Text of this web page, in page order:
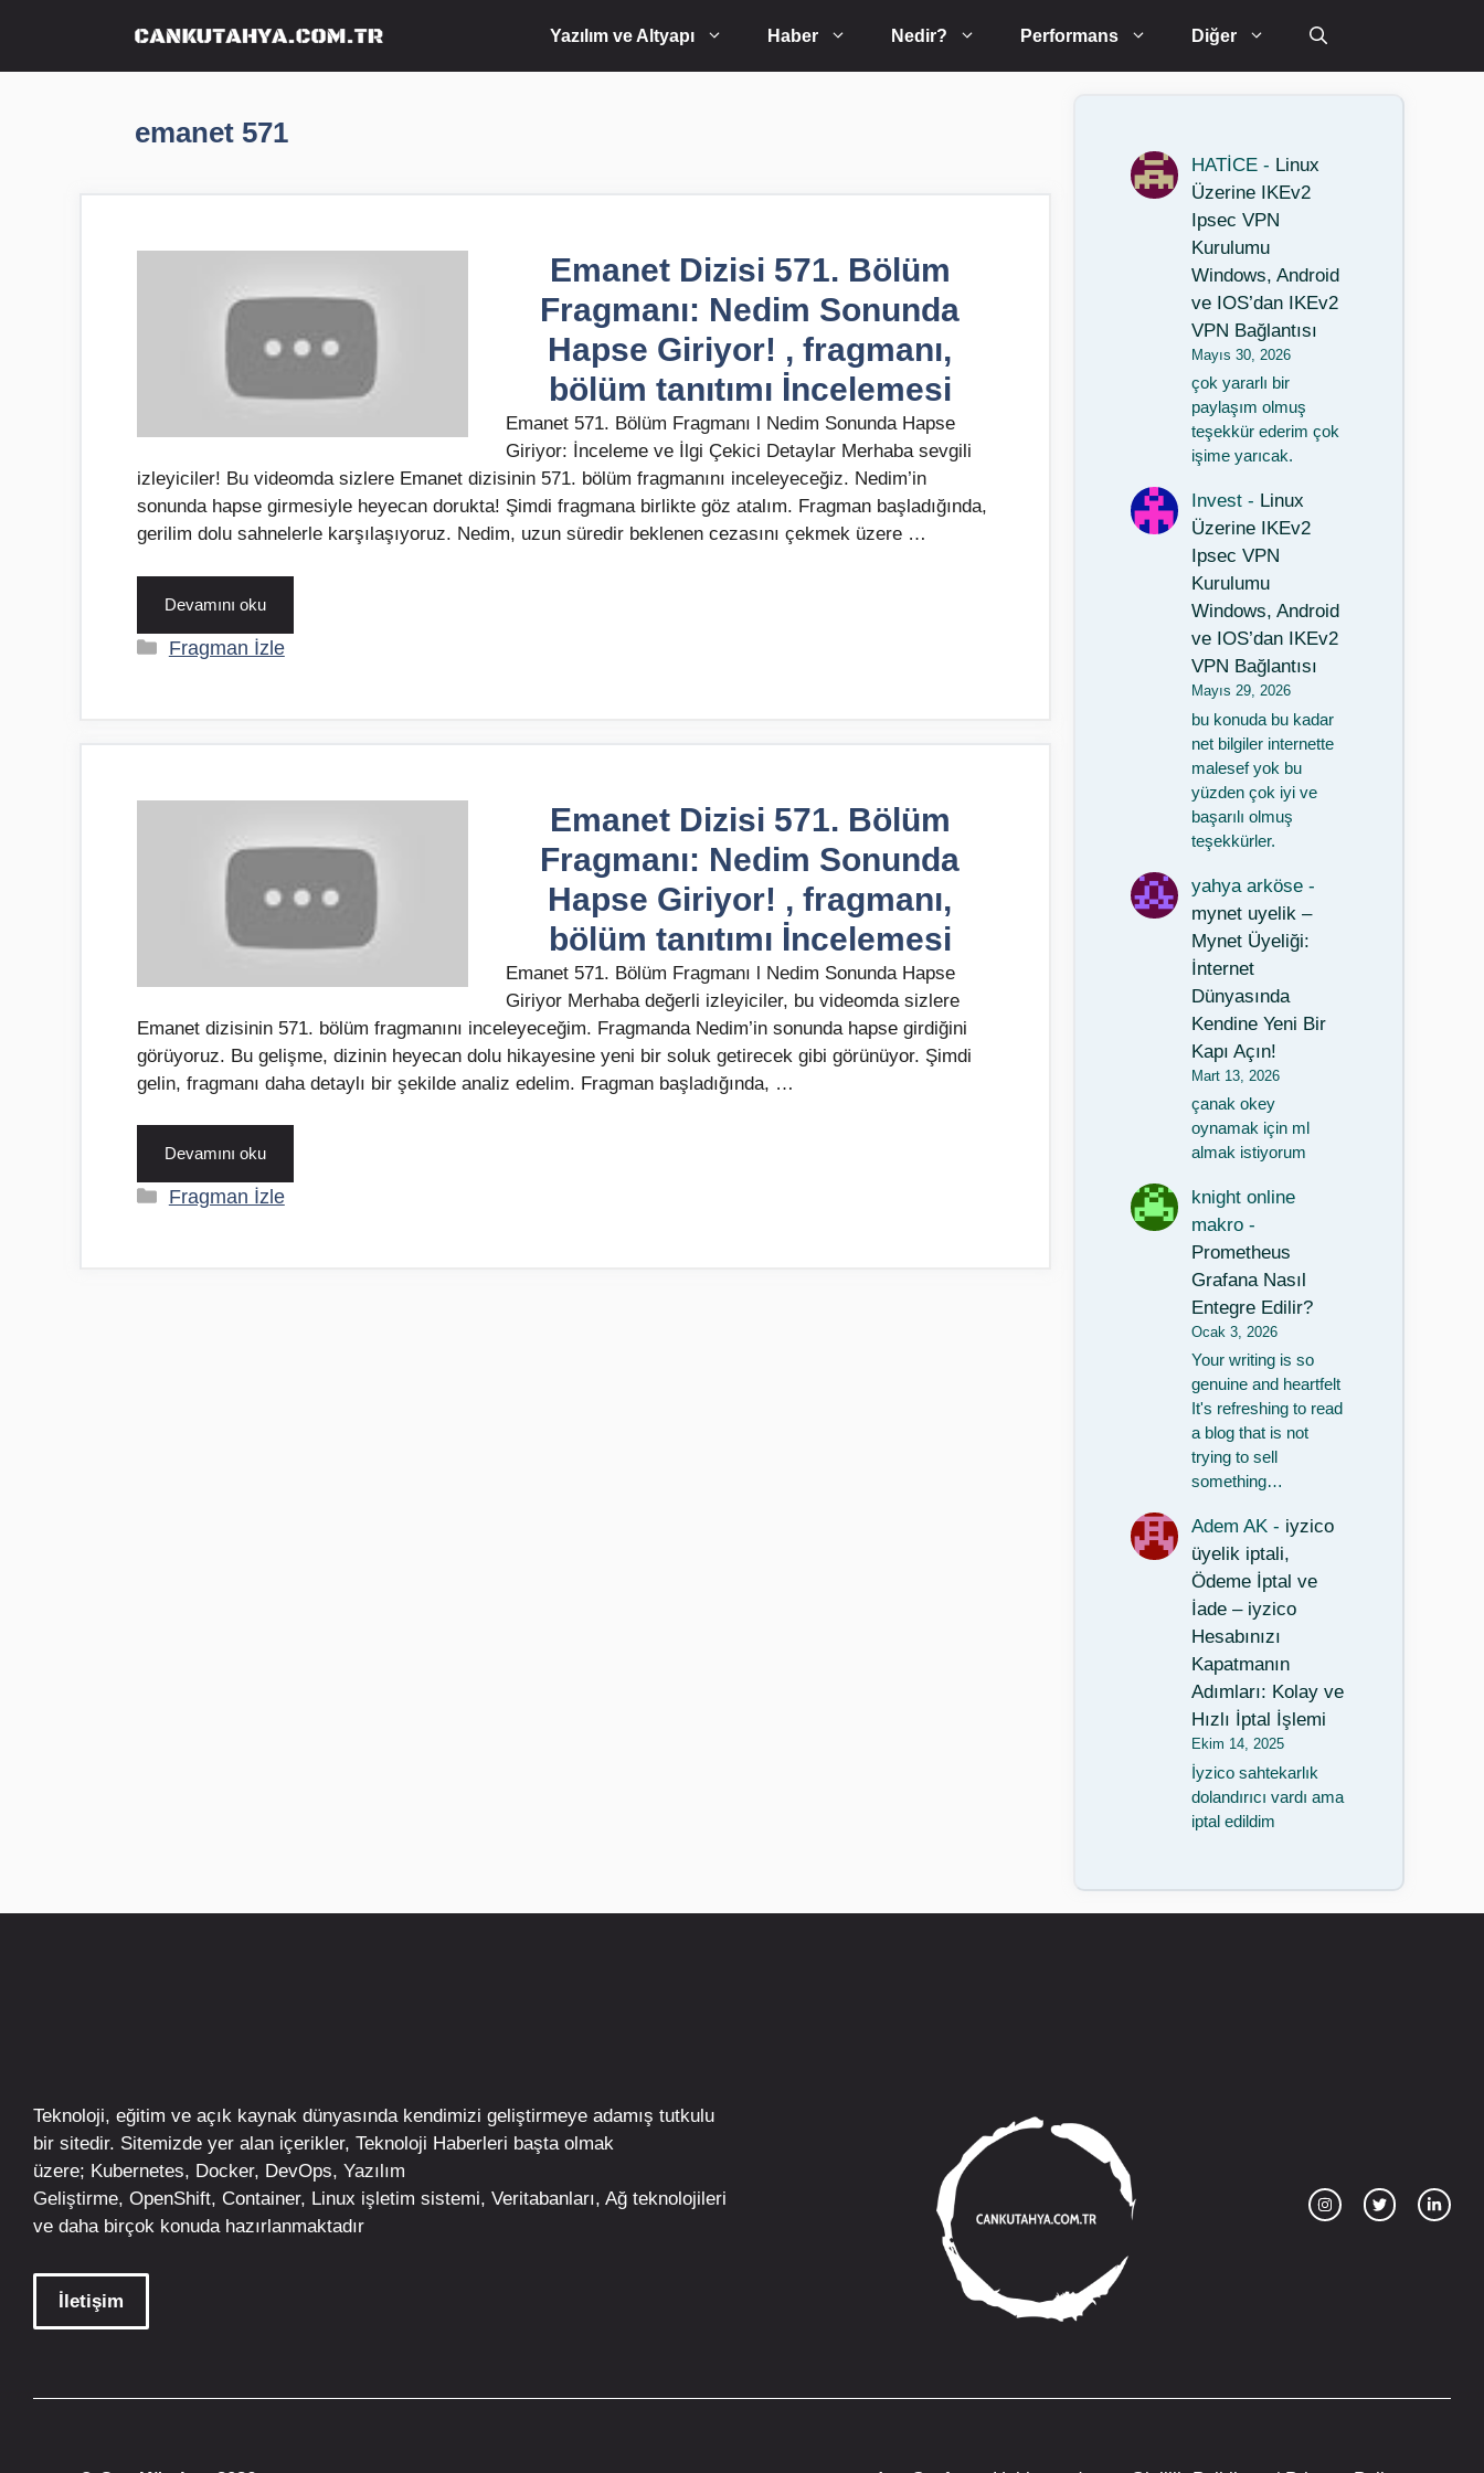
Yazılım ve Altyapı Haber Nedir? Performans Diğer
emanet 571
Emanet Dizisi 571. Bölüm
Fragmanı: Nedim Sonunda
Hapse Giriyor! , fragmanı,
bölüm tanıtımı İncelemesi
Emanet 571. Bölüm Fragmanı l Nedim Sonunda Hapse
Giriyor: İnceleme ve İlgi Çekici Detaylar Merhaba sevgili
izleyiciler! Bu videomda sizlere Emanet dizisinin 571. bölüm fragmanını inceleyeceğiz. Nedim’in
sonunda hapse girmesiyle heyecan dorukta! Şimdi fragmana birlikte göz atalım. Fragman başladığında,
gerilim dolu sahnelerle karşılaşıyoruz. Nedim, uzun süredir beklenen cezasını çekmek üzere …
Devamını oku
Kategoriler
Fragman İzle
Emanet Dizisi 571. Bölüm
Fragmanı: Nedim Sonunda
Hapse Giriyor! , fragmanı,
bölüm tanıtımı İncelemesi
Emanet 571. Bölüm Fragmanı l Nedim Sonunda Hapse
Giriyor Merhaba değerli izleyiciler, bu videomda sizlere
Emanet dizisinin 571. bölüm fragmanını inceleyeceğim. Fragmanda Nedim’in sonunda hapse girdiğini
görüyoruz. Bu gelişme, dizinin heyecan dolu hikayesine yeni bir soluk getirecek gibi görünüyor. Şimdi
gelin, fragmanı daha detaylı bir şekilde analiz edelim. Fragman başladığında, …
Devamını oku
Kategoriler
Fragman İzle
HATİCE - Linux
Üzerine IKEv2
Ipsec VPN
Kurulumu
Windows, Android
ve IOS’dan IKEv2
VPN Bağlantısı
Mayıs 30, 2026
çok yararlı bir
paylaşım olmuş
teşekkür ederim çok
işime yarıcak.
Invest - Linux
Üzerine IKEv2
Ipsec VPN
Kurulumu
Windows, Android
ve IOS’dan IKEv2
VPN Bağlantısı
Mayıs 29, 2026
bu konuda bu kadar
net bilgiler internette
malesef yok bu
yüzden çok iyi ve
başarılı olmuş
teşekkürler.
yahya arköse -
mynet uyelik –
Mynet Üyeliği:
İnternet
Dünyasında
Kendine Yeni Bir
Kapı Açın!
Mart 13, 2026
çanak okey
oynamak için ml
almak istiyorum
knight online
makro -
Prometheus
Grafana Nasıl
Entegre Edilir?
Ocak 3, 2026
Your writing is so
genuine and heartfelt
It's refreshing to read
a blog that is not
trying to sell
something…
Adem AK - iyzico
üyelik iptali,
Ödeme İptal ve
İade – iyzico
Hesabınızı
Kapatmanın
Adımları: Kolay ve
Hızlı İptal İşlemi
Ekim 14, 2025
İyzico sahtekarlık
dolandırıcı vardı ama
iptal edildim
Teknoloji, eğitim ve açık kaynak dünyasında kendimizi geliştirmeye adamış tutkulu
bir sitedir. Sitemizde yer alan içerikler, Teknoloji Haberleri başta olmak
üzere; Kubernetes, Docker, DevOps, Yazılım
Geliştirme, OpenShift, Container, Linux işletim sistemi, Veritabanları, Ağ teknolojileri
ve daha birçok konuda hazırlanmaktadır
İletişim